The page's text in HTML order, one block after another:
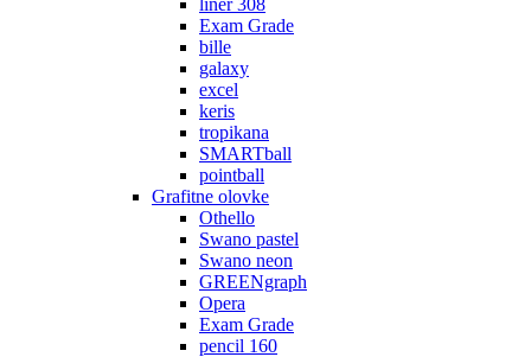
Exam Grade
bille
galaxy
excel
keris
tropikana
SMARTball
pointball
Grafitne olovke
Othello
Swano pastel
Swano neon
GREENgraph
Opera
Exam Grade
pencil 160